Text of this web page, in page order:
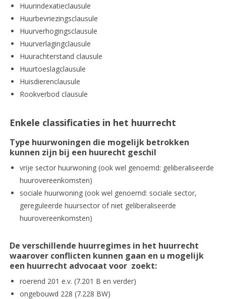
Huurindexatieclausule
Huurbevriezingsclausule
Huurverhogingsclausule
Huurverlagingclausule
Huurachterstand clausule
Huurtoeslagclausule
Huisdierenclausule
Rookverbod clausule
Enkele classificaties in het huurrecht
Type huurwoningen die mogelijk betrokken
kunnen zijn bij een huurecht geschil
vrije sector huurwoning (ook wel genoemd: geliberaliseerde
huurovereenkomsten)
sociale huurwoning (ook wel genoemd: sociale sector,
gereguleerde huursector of niet geliberaliseerde
huurovereenkomsten)
De verschillende huurregimes in het huurrecht
waarover conflicten kunnen gaan en u mogelijk
een huurrecht advocaat voor zoekt:
roerend 201 e.v. (7.201 B en verder)
ongebouwd 228 (7.228 BW)